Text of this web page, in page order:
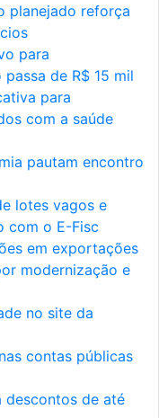
planejado reforça
para
de R$ 15 mil
para
com a saúde
pautam encontro
lotes vagos e
com o E-Fisc
em exportações
modernização e
no site da
contas públicas
descontos de até